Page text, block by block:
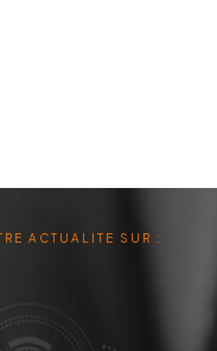
ACTUALITE SUR :